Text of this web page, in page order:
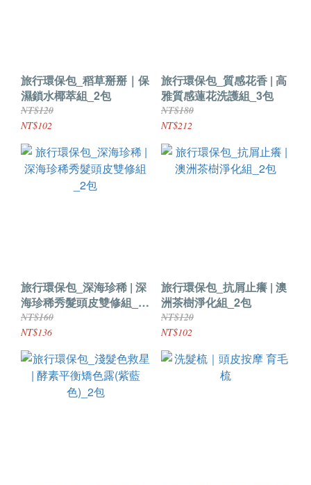
旅行環保包_稻草掰掰｜保
濕鎖水椰萃組_2包
NT$120
NT$102
旅行環保包_質感花香 | 高
雅質感蓮花洗護組_3包
NT$180
NT$212
旅行環保包_深海珍稀 | 深
海珍稀秀髮頭皮雙修組_2
包
NT$160
NT$136
旅行環保包_抗屑止癢 | 澳
洲茶樹淨化組_2包
NT$120
NT$102